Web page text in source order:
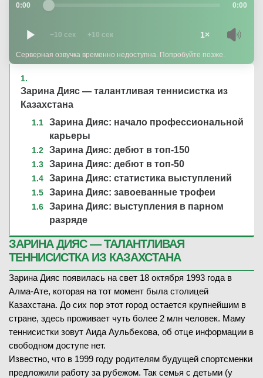
0:00 0:00
−10 сек +10 сек 1×
Серверная озвучка временно недоступна. Попробуйте позже.
Зарина Дияс — талантливая теннисистка из
Казахстана
Зарина Дияс: начало профессиональной
карьеры
Зарина Дияс: дебют в топ-150
Зарина Дияс: дебют в топ-50
Зарина Дияс: статистика выступлений
Зарина Дияс: завоеванные трофеи
Зарина Дияс: выступления в парном
разряде
ЗАРИНА ДИЯС — ТАЛАНТЛИВАЯ
ТЕННИСИСТКА ИЗ КАЗАХСТАНА
Зарина Дияс появилась на свет 18 октября 1993 года в
Алма-Ате, которая на тот момент была столицей
Казахстана. До сих пор этот город остается крупнейшим в
стране, здесь проживает чуть более 2 млн человек. Маму
теннисистки зовут Аида Аульбекова, об отце информации в
свободном доступе нет.
Известно, что в 1999 году родителям будущей спортсменки
предложили работу за рубежом. Так семья с детьми (у